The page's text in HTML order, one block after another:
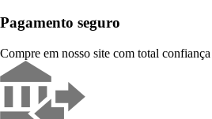
Pagamento seguro
Compre em nosso site com total confiança